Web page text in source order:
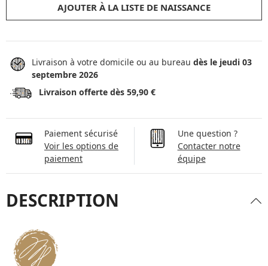
AJOUTER À LA LISTE DE NAISSANCE
Livraison à votre domicile ou au bureaudès le jeudi 03
septembre 2026
Livraison offerte dès 59,90 €
Paiement sécurisé
Voir les options de
paiement
Une question ?
Contacter notre
équipe
DESCRIPTION